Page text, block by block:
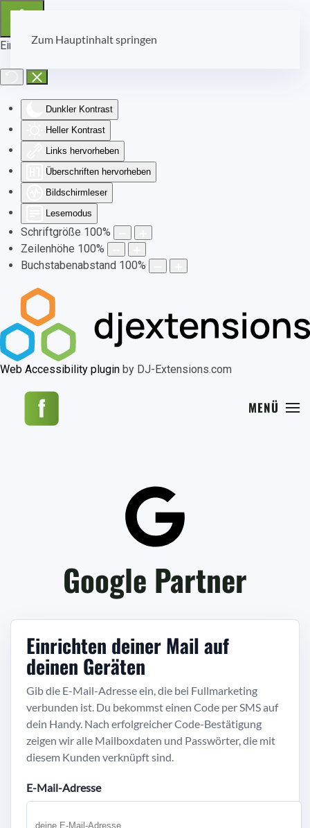
Eingabehilfen öffnen
Dunkler Kontrast
Heller Kontrast
Links hervorheben
Überschriften hervorheben
Bildschirmleser
Lesemodus
Schriftgröße 100%
Zeilenhöhe 100%
Buchstabenabstand 100%
Web Accessibility plugin by DJ-Extensions.com
Zum Hauptinhalt springen
MENÜ
Google Partner
Einrichten deiner Mail auf
deinen Geräten
Gib die E-Mail-Adresse ein, die bei Fullmarketing
verbunden ist. Du bekommst einen Code per SMS auf
dein Handy. Nach erfolgreicher Code-Bestätigung
zeigen wir alle Mailboxdaten und Passwörter, die mit
diesem Kunden verknüpft sind.
E-Mail-Adresse